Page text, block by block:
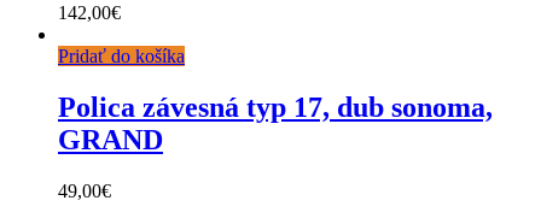
142,00€
Pridať do košíka
Polica závesná typ 17, dub sonoma,
GRAND
49,00€